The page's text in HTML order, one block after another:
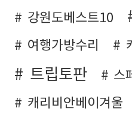
강원도베스트10
여행가방수리
트립토판
스
캐리비안베이겨울